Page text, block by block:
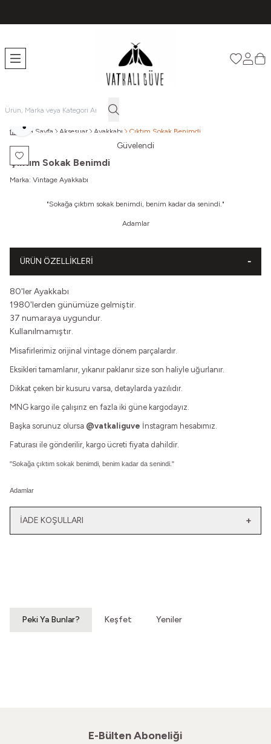
Favorilerim
Ana Sayfa Aksesuar Ayakkabı Çıktım Sokak Benimdi
Güvelendi
Favoriye Ekle
Paylaş
Çıktım Sokak Benimdi
Marka: Vintage Ayakkabı
"Sokağa çıktım sokak benimdi, benim kadar da senindi."
Adamlar
ÜRÜN ÖZELLIKLERI
80'ler Ayakkabı
1980'lerden günümüze gelmiştir.
37 numaraya uygundur.
Kullanılmamıştır.
Misafirlerimiz orijinal vintage dönem parçalardır.
Eksikleri tamamlanır, yıkanır paklanır size son haliyle uğurlanır.
Dikkat çeken bir kusuru varsa, detaylarda yazılıdır.
MNG kargo ile çalışırız en fazla iki güne kargodayız.
Başka sorunuz olursa @vatkaliguve İnstagram hesabımız.
Faturası ile gönderilir, kargo ücreti fiyata dahildir.
"Sokağa çıktım sokak benimdi, benim kadar da senindi."
Adamlar
İADE KOŞULLARI
Peki Ya Bunlar? Keşfet Yeniler
E-Bülten Aboneliği